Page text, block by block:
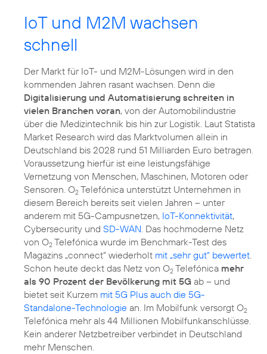
IoT und M2M wachsen
schnell
Der Markt für IoT- und M2M-Lösungen wird in den
kommenden Jahren rasant wachsen. Denn die
Digitalisierung und Automatisierung schreiten in
vielen Branchen voran, von der Automobilindustrie
über die Medizintechnik bis hin zur Logistik. Laut Statista
Market Research wird das Marktvolumen allein in
Deutschland bis 2028 rund 51 Milliarden Euro betragen.
Voraussetzung hierfür ist eine leistungsfähige
Vernetzung von Menschen, Maschinen, Motoren oder
Sensoren. O2 Telefónica unterstützt Unternehmen in
diesem Bereich bereits seit vielen Jahren – unter
anderem mit 5G-Campusnetzen, IoT-Konnektivität,
Cybersecurity und SD-WAN. Das hochmoderne Netz
von O2 Telefónica wurde im Benchmark-Test des
Magazins „connect“ wiederholt mit „sehr gut“ bewertet.
Schon heute deckt das Netz von O2 Telefónica mehr
als 90 Prozent der Bevölkerung mit 5G ab – und
bietet seit Kurzem mit 5G Plus auch die 5G-
Standalone-Technologie an. Im Mobilfunk versorgt O2
Telefónica mehr als 44 Millionen Mobilfunkanschlüsse.
Kein anderer Netzbetreiber verbindet in Deutschland
mehr Menschen.